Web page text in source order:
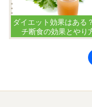
ダイエット効果はある
チ断食の効果とやり